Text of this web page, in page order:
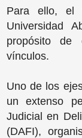
Para ello, el
Universidad
propósito de
vínculos.
Uno de los
un extenso
Judicial en
(DAFI),